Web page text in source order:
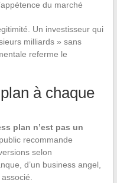
du marché
Un investisseur qui
milliards » sans
referme le
à chaque
plan n’est pas un
recommande
selon
d’un business angel,
associé.